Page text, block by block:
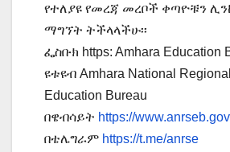
የተለያዩ የመረጃ መረቦች ቀጣዮቹን
ማግኘት ትችላላችሁ፡፡
ፌስቡክ https: Amhara Education
ዩቱዩብ Amhara National
Education Bureau
በዌብሳይት https://
በቴሌግራም https://t.me/anrse